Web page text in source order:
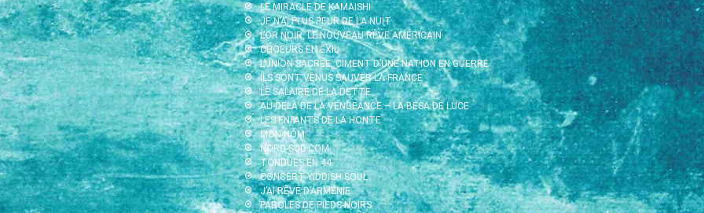
LE MIRACLE DE KAMAISHI
JE N’AI PLUS PEUR DE LA NUIT
L’OR NOIR, LE NOUVEAU RÊVE AMÉRICAIN
CHOEURS EN EXIL
L’UNION SACRÉE, CIMENT D’UNE NATION EN GUERRE
ILS SONT VENUS SAUVER LA FRANCE
LE SALAIRE DE LA DETTE
AU-DELÀ DE LA VENGEANCE – LA BESA DE LUCE
LES ENFANTS DE LA HONTE
MON NOM
NORD-SUD.COM
TONDUES EN 44
CONCERT YIDDISH SOUL
J’AI RÊVÉ D’ARMÉNIE
PAROLES DE PIEDS-NOIRS